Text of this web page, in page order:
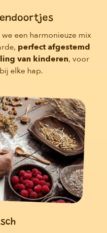
een harmonieuze mix
perfect afgestemd
van kinderen, voor
elke hap.